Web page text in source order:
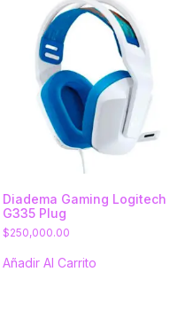
Diadema Gaming Logitech
G335 Plug
$250,000.00
Añadir Al Carrito